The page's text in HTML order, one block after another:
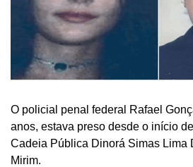
O policial penal federal Rafael
anos, estava preso desde o início
Cadeia Pública Dinorá Simas Lima
Mirim.